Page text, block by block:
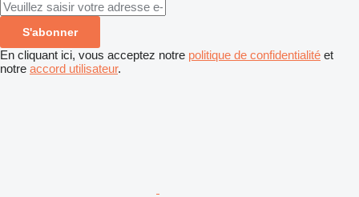
S'abonner
En cliquant ici, vous acceptez notre politique de confidentialité et
notre accord utilisateur.